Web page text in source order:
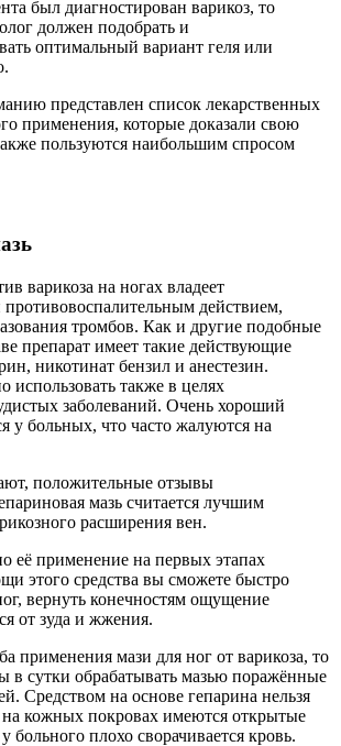
был диагностирован варикоз, то
должен подобрать и
оптимальный вариант геля или
представлен список лекарственных
применения, которые доказали свою
пользуются наибольшим спросом
варикоза на ногах владеет
действием,
тромбов. Как и другие подобные
препарат имеет такие действующие
никотинат бензил и анестезин.
также в целях
заболеваний. Очень хороший
у больных, что часто жалуются на
положительные отзывы
мазь считается лучшим
расширения вен.
её применение на первых этапах
этого средства вы сможете быстро
вернуть конечностям ощущение
от зуда и жжения.
применения мази для ног от варикоза, то
в сутки обрабатывать мазью поражённые
Средством на основе гепарина нельзя
на кожных покровах имеются открытые
больного плохо сворачивается кровь.